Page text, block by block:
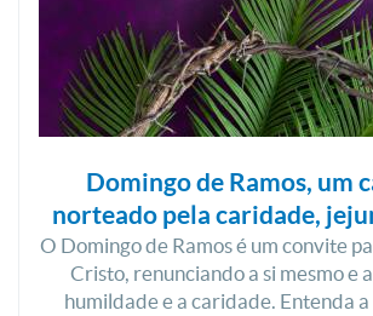
Domingo de Ramos, um
norteado pela caridade,
O Domingo de Ramos é um convite
Cristo, renunciando a si mesmo e
humildade e a caridade. Entenda